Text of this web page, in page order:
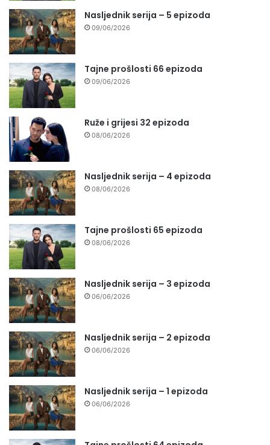
Nasljednik serija – 5 epizoda
09/06/2026
Tajne prošlosti 66 epizoda
09/06/2026
Ruže i grijesi 32 epizoda
08/06/2026
Nasljednik serija – 4 epizoda
08/06/2026
Tajne prošlosti 65 epizoda
08/06/2026
Nasljednik serija – 3 epizoda
06/06/2026
Nasljednik serija – 2 epizoda
06/06/2026
Nasljednik serija – 1 epizoda
06/06/2026